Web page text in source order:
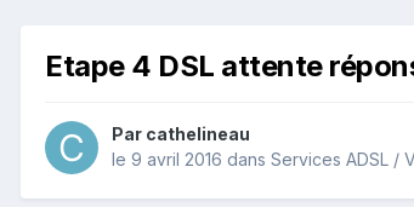
Etape 4 DSL attente
Par cathelineau
le 9 avril 2016 dans Services ADSL /